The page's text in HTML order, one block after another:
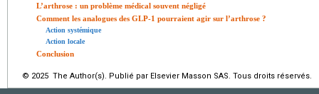
L’arthrose : un problème médical souvent négligé
Comment les analogues des GLP-1 pourraient agir sur l’arthrose ?
Action systémique
Action locale
Conclusion
© 2025 The Author(s). Publié par Elsevier Masson SAS. Tous droits réservés.